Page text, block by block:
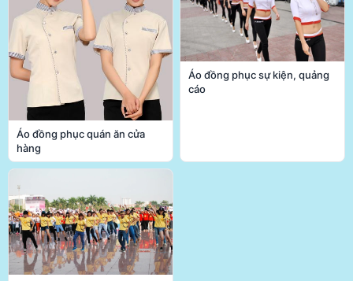
Áo đồng phục quán ăn cửa
hàng
Áo đồng phục sự kiện, quảng
cáo